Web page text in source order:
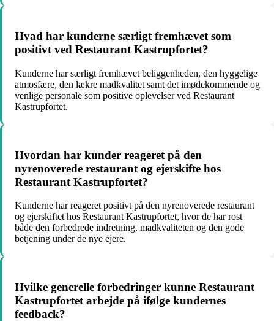
Hvad har kunderne særligt fremhævet som
positivt ved Restaurant Kastrupfortet?
Kunderne har særligt fremhævet beliggenheden, den hyggelige
atmosfære, den lækre madkvalitet samt det imødekommende og
venlige personale som positive oplevelser ved Restaurant
Kastrupfortet.
Hvordan har kunder reageret på den
nyrenoverede restaurant og ejerskifte hos
Restaurant Kastrupfortet?
Kunderne har reageret positivt på den nyrenoverede restaurant
og ejerskiftet hos Restaurant Kastrupfortet, hvor de har rost
både den forbedrede indretning, madkvaliteten og den gode
betjening under de nye ejere.
Hvilke generelle forbedringer kunne Restaurant
Kastrupfortet arbejde på ifølge kundernes
feedback?